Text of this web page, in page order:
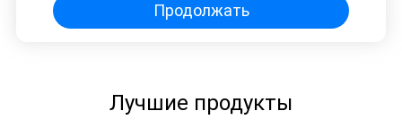
Продолжать
Лучшие продукты